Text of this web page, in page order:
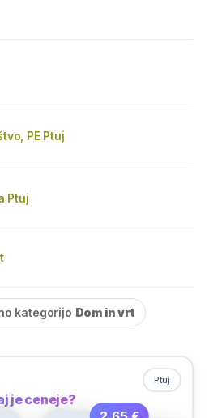
PE Ptuj
Ptuj
kategorijo Dom in vrt
Ptuj
je ceneje?